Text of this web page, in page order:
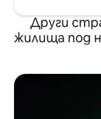
Други
жилища под